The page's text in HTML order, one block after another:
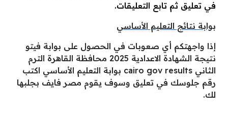
في تعليق ثم تابع التعليقات.
بوابة نتائج التعليم الأساسي
إذا واجهتكم أي صعوبات في الحصول على بوابة فيتو
نتيجة الشهادة الاعدادية 2025 محافظة القاهرة الترم
الثاني cairo gov results بوابة التعليم الأساسي اكتب
رقم جلوسك في تعليق وسوف يقوم مصر فايف بجلبها
لك.